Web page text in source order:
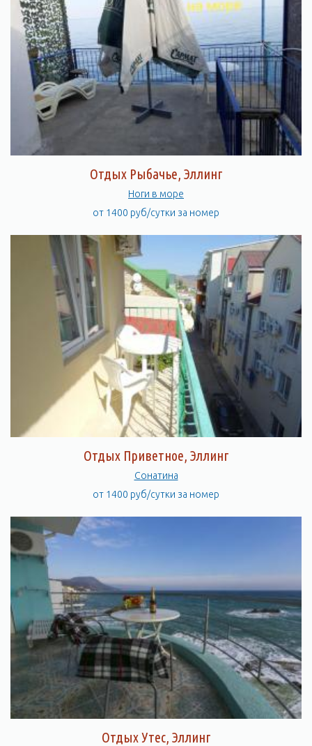
Отдых Рыбачье, Эллинг
Ноги в море
от 1400 руб/сутки за номер
Отдых Приветное, Эллинг
Сонатина
от 1400 руб/сутки за номер
Отдых Утес, Эллинг